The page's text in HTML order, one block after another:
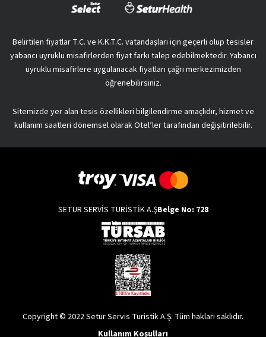
Belirtilen fiyatlar T.C. ve K.K.T.C. vatandaşları için geçerli olup tesisler
yabancı uyruklu misafirlerden fiyat farkı talep edebilmektedir. Yabancı
uyruklu misafirlere uygulanacak fiyatları çağrı merkezimizden
öğrenebilirsiniz.
Sitemizde yer alan tesis özellikleri bilgilendirme amaçlıdır, hizmet ve
kullanım saatleri dönemsel olarak Otel’ler tarafından değişitirilebilir.
SETUR SERVİS TURİSTİK A.ŞBelge No: 728
Copyright © 2022 Setur Servis Turistik A.Ş. Tüm hakları saklıdır.
Kullanım Koşulları